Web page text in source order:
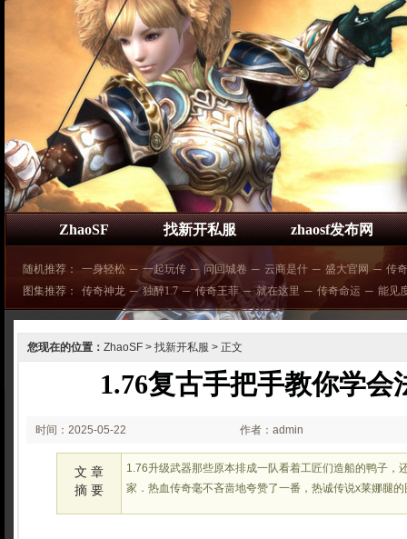
ZhaoSF 找新开私服 zhaosf发布网
随机推荐： 一身轻松 ─ 一起玩传 ─ 问回城卷 ─ 云商是什 ─ 盛大官网 ─ 传
图集推荐：
传奇神龙 ─ 独醉1.7 ─ 传奇王菲 ─ 就在这里 ─ 传奇命运 ─ 能见
您现在的位置： ZhaoSF > 找新开私服 > 正文
1.76复古手把手教你学会
时间：2025-05-22
02:26:17
作者：admin
文 章
摘 要
1.76升级武器那些原本排成一队看着工匠们造船的鸭子，
家．热血传奇毫不吝啬地夸赞了一番，热诚传说x莱娜腿